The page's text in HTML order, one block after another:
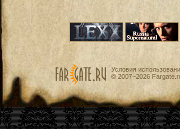
Условия
© 2007−2026